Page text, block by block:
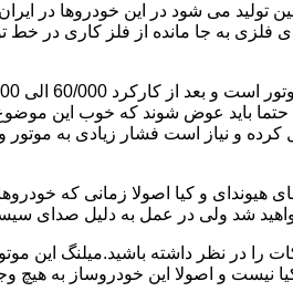
می شود در این خودروها در ایران
فلزی به جا مانده از فلز کاری در
حتما باید عوض شوند که خوب این
و نیاز است فشار زیادی به موتور
و کیا اصولا زمانی که
شد ولی در عمل به دلیل صدای
وجه یاتاقان 25 و پنجاه تولید نمیکند و شدیدا عملیات تراشکاری و پولیش کاری را